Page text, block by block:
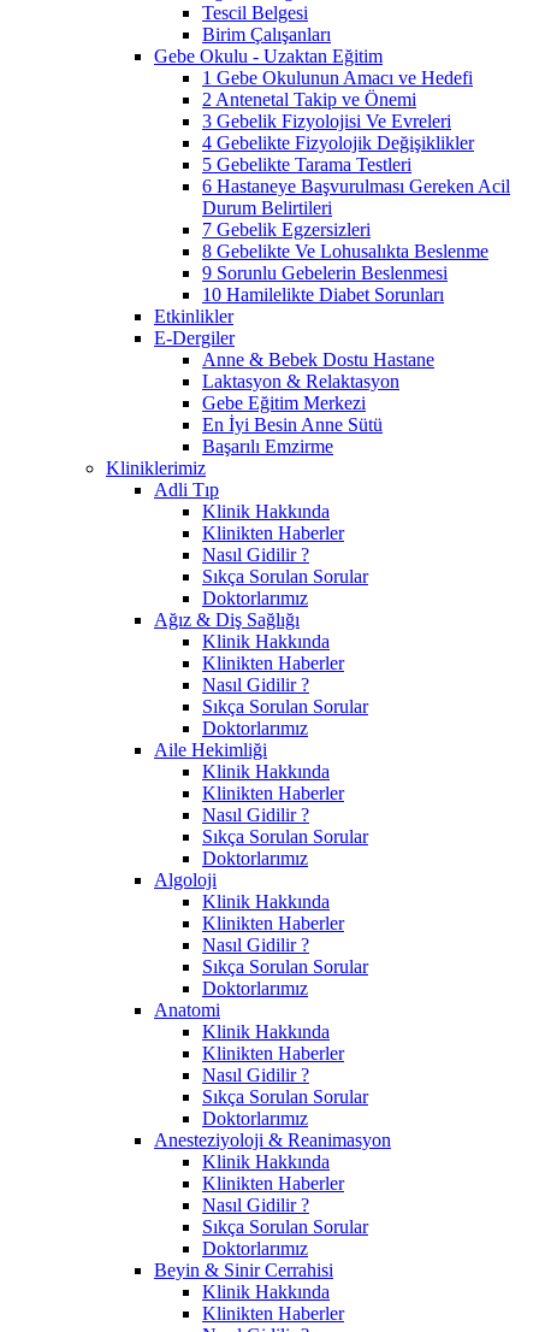
Tescil Belgesi
Birim Çalışanları
Gebe Okulu - Uzaktan Eğitim
1 Gebe Okulunun Amacı ve Hedefi
2 Antenetal Takip ve Önemi
3 Gebelik Fizyolojisi Ve Evreleri
4 Gebelikte Fizyolojik Değişiklikler
5 Gebelikte Tarama Testleri
6 Hastaneye Başvurulması Gereken Acil
Durum Belirtileri
7 Gebelik Egzersizleri
8 Gebelikte Ve Lohusalıkta Beslenme
9 Sorunlu Gebelerin Beslenmesi
10 Hamilelikte Diabet Sorunları
Etkinlikler
E-Dergiler
Anne & Bebek Dostu Hastane
Laktasyon & Relaktasyon
Gebe Eğitim Merkezi
En İyi Besin Anne Sütü
Başarılı Emzirme
Kliniklerimiz
Adli Tıp
Klinik Hakkında
Klinikten Haberler
Nasıl Gidilir ?
Sıkça Sorulan Sorular
Doktorlarımız
Ağız & Diş Sağlığı
Klinik Hakkında
Klinikten Haberler
Nasıl Gidilir ?
Sıkça Sorulan Sorular
Doktorlarımız
Aile Hekimliği
Klinik Hakkında
Klinikten Haberler
Nasıl Gidilir ?
Sıkça Sorulan Sorular
Doktorlarımız
Algoloji
Klinik Hakkında
Klinikten Haberler
Nasıl Gidilir ?
Sıkça Sorulan Sorular
Doktorlarımız
Anatomi
Klinik Hakkında
Klinikten Haberler
Nasıl Gidilir ?
Sıkça Sorulan Sorular
Doktorlarımız
Anesteziyoloji & Reanimasyon
Klinik Hakkında
Klinikten Haberler
Nasıl Gidilir ?
Sıkça Sorulan Sorular
Doktorlarımız
Beyin & Sinir Cerrahisi
Klinik Hakkında
Klinikten Haberler